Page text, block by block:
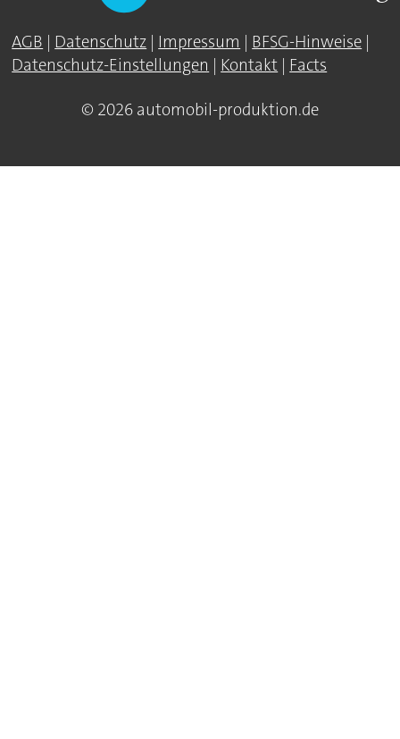
AGB | Datenschutz | Impressum | BFSG-Hinweise |
Datenschutz-Einstellungen | Kontakt | Facts
© 2026 automobil-produktion.de